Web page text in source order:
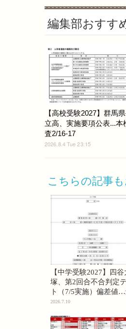
編集部おすす
【高校受験2027】群馬
立高、実施要項公表...本
査2/16-17
2026.8.4 Tue 23:15
こちらの記事
【中学受験2027】四谷
塚、第2回合不合判定
ト（7/5実施）偏差値
74・桜蔭70＜PR＞
2026.7.10